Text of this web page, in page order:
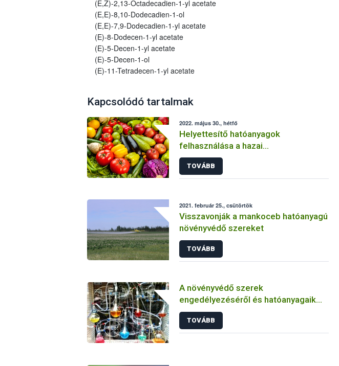
(E,Z)-2,13-Octadecadien-1-yl acetate
(E,E)-8,10-Dodecadien-1-ol
(E,E)-7,9-Dodecadien-1-yl acetate
(E)-8-Dodecen-1-yl acetate
(E)-5-Decen-1-yl acetate
(E)-5-Decen-1-ol
(E)-11-Tetradecen-1-yl acetate
Kapcsolódó tartalmak
2022. május 30., hétfő
Helyettesítő hatóanyagok
felhasználása a hazai
növényvédelemben
TOVÁBB
2021. február 25., csütörtök
Visszavonják a mankoceb hatóanyagú
növényvédő szereket
TOVÁBB
A növényvédő szerek
engedélyezéséről és hatóanyagaik
vizsgálatáról
TOVÁBB